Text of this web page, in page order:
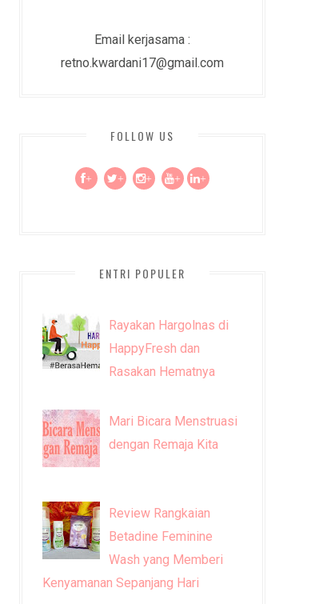
Email kerjasama :
retno.kwardani17@gmail.com
FOLLOW US
+ + + + +
ENTRI POPULER
Rayakan Hargolnas di
HappyFresh dan
Rasakan Hematnya
Mari Bicara Menstruasi
dengan Remaja Kita
Review Rangkaian
Betadine Feminine
Wash yang Memberi
Kenyamanan Sepanjang Hari